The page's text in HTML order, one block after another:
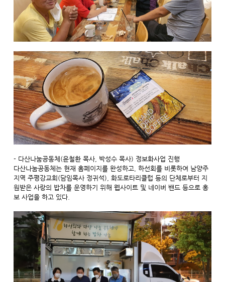
- 다산나눔공동체(윤철환 목사, 박성수 목사) 정보화사업 진행
다산나눔공동체는 현재 홈페이지를 완성하고, 하선회를 비롯하여 남양주
지역 주평강교회(담임목사 정귀석), 화도로타리클럽 등의 단체로부터 지
원받은 사랑의 밥차를 운영하기 위해 웹사이트 및 네이버 밴드 등으로 홍
보 사업을 하고 있다.